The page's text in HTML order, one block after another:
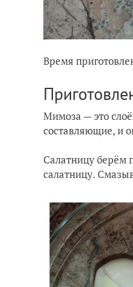
Время
Мимоза — это
составляющие, и
Салатницу берём
салатницу.